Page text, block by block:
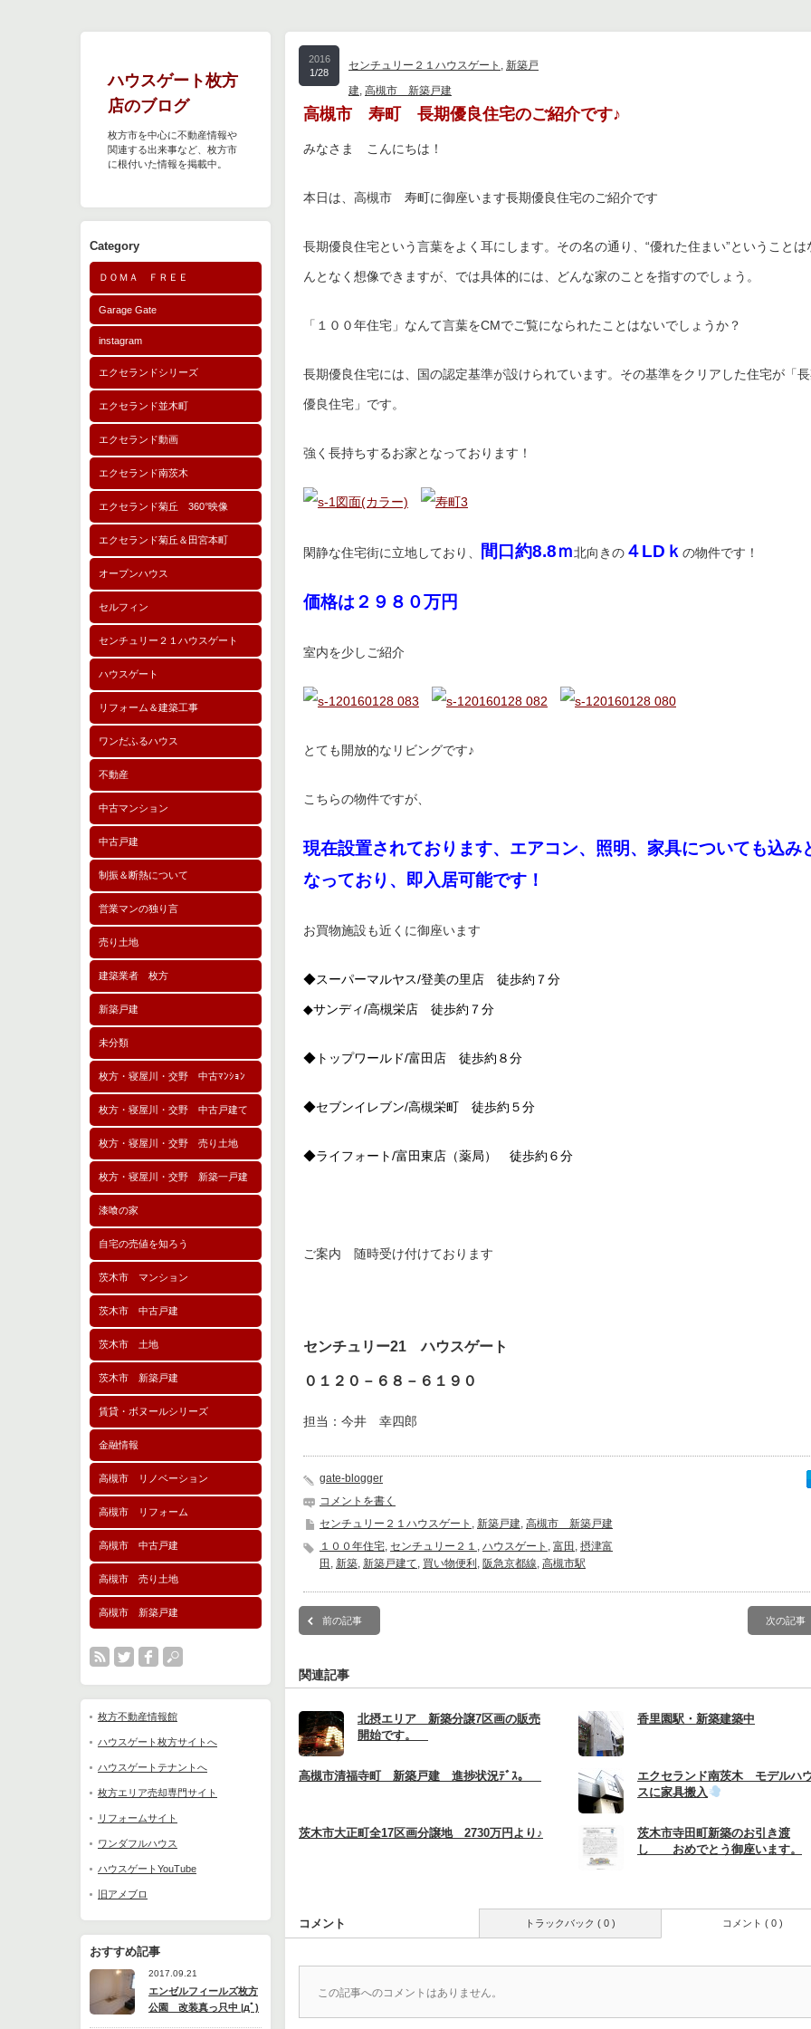
ハウスゲート枚方
店のブログ
枚方市を中心に不動産情報や
関連する出来事など、枚方市
に根付いた情報を掲載中。
Category
ＤＯＭＡ ＦＲＥＥ
Garage Gate
instagram
エクセランドシリーズ
エクセランド並木町
エクセランド動画
エクセランド南茨木
エクセランド菊丘 360°映像
エクセランド菊丘＆田宮本町
オープンハウス
セルフィン
センチュリー２１ハウスゲート
ハウスゲート
リフォーム＆建築工事
ワンだふるハウス
不動産
中古マンション
中古戸建
制振＆断熱について
営業マンの独り言
売り土地
建築業者 枚方
新築戸建
未分類
枚方・寝屋川・交野 中古ﾏﾝｼｮﾝ
枚方・寝屋川・交野 中古戸建て
枚方・寝屋川・交野 売り土地
枚方・寝屋川・交野 新築一戸建
漆喰の家
自宅の売値を知ろう
茨木市 マンション
茨木市 中古戸建
茨木市 土地
茨木市 新築戸建
賃貸・ボヌールシリーズ
金融情報
高槻市 リノベーション
高槻市 リフォーム
高槻市 中古戸建
高槻市 売り土地
高槻市 新築戸建
枚方不動産情報館
ハウスゲート枚方サイトへ
ハウスゲートテナントへ
枚方エリア売却専門サイト
リフォームサイト
ワンダフルハウス
ハウスゲートYouTube
旧アメブロ
おすすめ記事
2017.09.21
エンゼルフィールズ枚方
公園 改装真っ只中 |дﾟ)
2016
1/28
センチュリー２１ハウスゲート , 新築戸
建, 高槻市 新築戸建
高槻市 寿町 長期優良住宅のご紹介です♪
みなさま こんにちは！
本日は、高槻市 寿町に御座います長期優良住宅のご紹介です
長期優良住宅という言葉をよく耳にします。その名の通り、“優れた住まい”ということは
んとなく想像できますが、では具体的には、どんな家のことを指すのでしょう。
「１００年住宅」なんて言葉をCMでご覧になられたことはないでしょうか？
長期優良住宅には、国の認定基準が設けられています。その基準をクリアした住宅が「
優良住宅」です。
強く長持ちするお家となっております！
閑静な住宅街に立地しており、 間口約8.8ｍ北向きの ４LDｋ の物件です！
価格は２９８０万円
室内を少しご紹介
とても開放的なリビングです♪
こちらの物件ですが、
現在設置されております、エアコン、照明、家具についても込み
なっており、即入居可能です！
お買物施設も近くに御座います
◆スーパーマルヤス/登美の里店 徒歩約７分
◆サンディ/高槻栄店 徒歩約７分
◆トップワールド/富田店 徒歩約８分
◆セブンイレブン/高槻栄町 徒歩約５分
◆ライフォート/富田東店（薬局） 徒歩約６分
ご案内 随時受け付けております
センチュリー21 ハウスゲート
０１２０－６８－６１９０
担当：今井 幸四郎
gate-blogger
コメントを書く
センチュリー２１ハウスゲート
新築戸建 高槻市 新築戸建
１００年住宅 センチュリー２１ ハウスゲート 富田 摂津富
田 新築 新築戸建て 買い物便利 阪急京都線 高槻市駅
前の記事 次の記事
関連記事
北摂エリア 新築分譲7区画の販売
開始です。
香里園駅・新築建築中
高槻市清福寺町 新築戸建 進捗状況ﾃﾞｽ。
エクセランド南茨木 モデルハ
スに家具搬入
茨木市大正町全17区画分譲地 2730万円より♪
茨木市寺田町新築のお引き渡
し おめでとう御座います。
コメント トラックバック ( 0 ) コメント ( 0 )
この記事へのコメントはありません。